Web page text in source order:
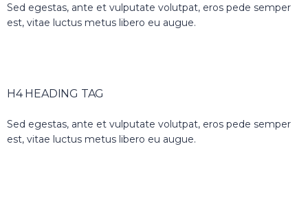
Sed egestas, ante et vulputate volutpat, eros pede semper
est, vitae luctus metus libero eu augue.
H4 HEADING TAG
Sed egestas, ante et vulputate volutpat, eros pede semper
est, vitae luctus metus libero eu augue.